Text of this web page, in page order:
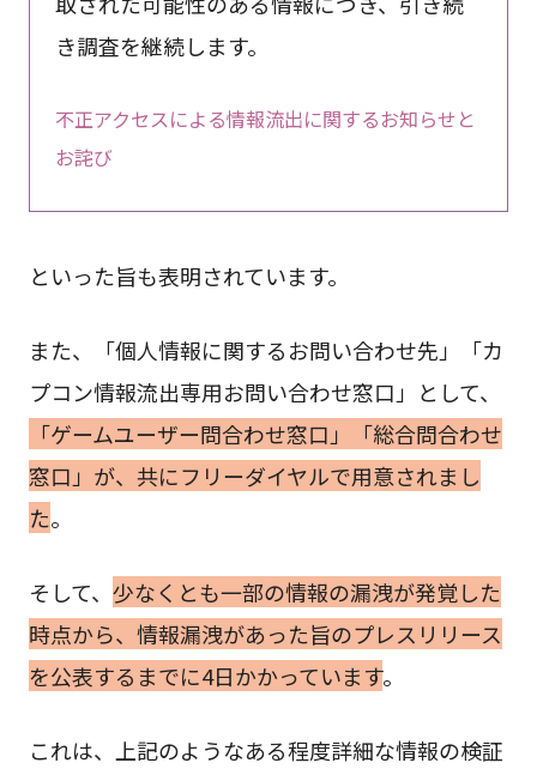
き調査を継続します。
不正アクセスによる情報流出に関するお知らせと
お詫び
といった旨も表明されています。
また、「個人情報に関するお問い合わせ先」「カ
プコン情報流出専用お問い合わせ窓口」として、
「ゲームユーザー問合わせ窓口」「総合問合わせ
窓口」が、共にフリーダイヤルで用意されまし
た。
そして、 少なくとも一部の情報の漏洩が発覚した
時点から、情報漏洩があった旨のプレスリリース
を公表するまでに4日かかっています。
これは、上記のようなある程度詳細な情報の検証